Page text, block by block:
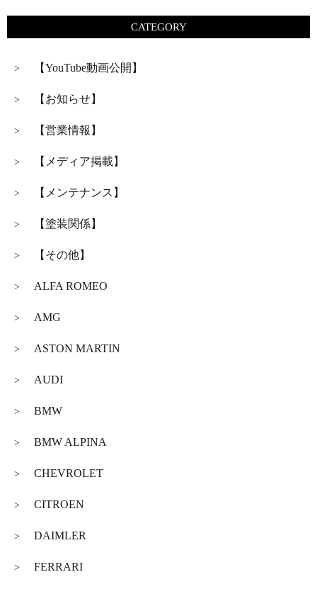
CATEGORY
> 【YouTube動画公開】
> 【お知らせ】
> 【営業情報】
> 【メディア掲載】
> 【メンテナンス】
> 【塗装関係】
> 【その他】
> ALFA ROMEO
> AMG
> ASTON MARTIN
> AUDI
> BMW
> BMW ALPINA
> CHEVROLET
> CITROEN
> DAIMLER
> FERRARI